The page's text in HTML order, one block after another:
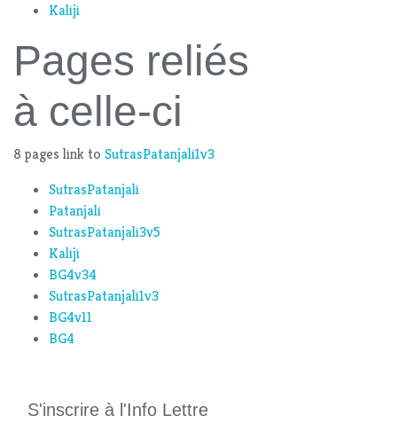
Kaliji
Pages reliés
à celle-ci
8 pages link to SutrasPatanjali1v3
SutrasPatanjali
Patanjali
SutrasPatanjali3v5
Kaliji
BG4v34
SutrasPatanjali1v3
BG4v11
BG4
S'inscrire à l'Info Lettre